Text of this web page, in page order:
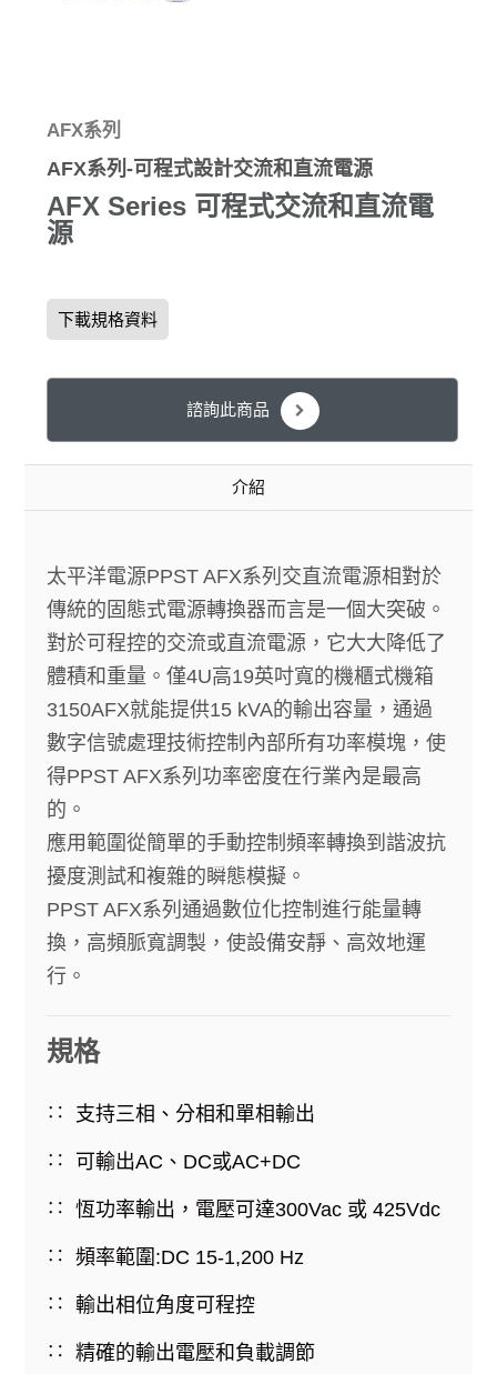
AFX系列
AFX系列-可程式設計交流和直流電源
AFX Series 可程式交流和直流電
源
下載規格資料
諮詢此商品
介紹
太平洋電源PPST AFX系列交直流電源相對於
傳統的固態式電源轉換器而言是一個大突破。
對於可程控的交流或直流電源，它大大降低了
體積和重量。僅4U高19英吋寬的機櫃式機箱
3150AFX就能提供15 kVA的輸出容量，通過
數字信號處理技術控制內部所有功率模塊，使
得PPST AFX系列功率密度在行業內是最高
的。
應用範圍從簡單的手動控制頻率轉換到諧波抗
擾度測試和複雜的瞬態模擬。
PPST AFX系列通過數位化控制進行能量轉
換，高頻脈寬調製，使設備安靜、高效地運
行。
規格
支持三相、分相和單相輸出
可輸出AC、DC或AC+DC
恆功率輸出，電壓可達300Vac 或 425Vdc
頻率範圍:DC 15-1,200 Hz
輸出相位角度可程控
精確的輸出電壓和負載調節